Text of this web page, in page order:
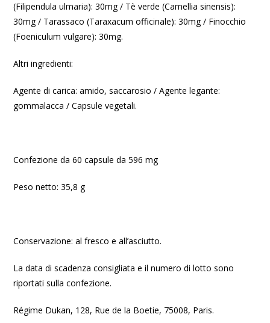
(Filipendula ulmaria): 30mg / Tè verde (Camellia sinensis):
30mg / Tarassaco (Taraxacum officinale): 30mg / Finocchio
(Foeniculum vulgare): 30mg.
Altri ingredienti:
Agente di carica: amido, saccarosio / Agente legante:
gommalacca / Capsule vegetali.
Confezione da 60 capsule da 596 mg
Peso netto: 35,8 g
Conservazione: al fresco e all’asciutto.
La data di scadenza consigliata e il numero di lotto sono
riportati sulla confezione.
Régime Dukan, 128, Rue de la Boetie, 75008, Paris.